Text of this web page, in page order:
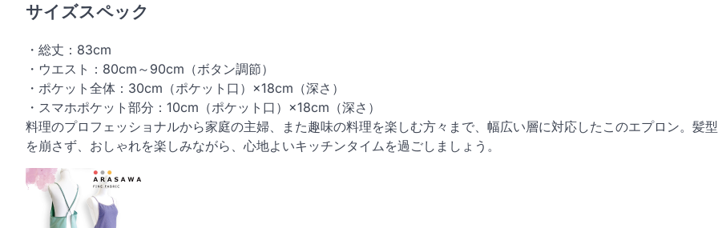
サイズスペック
・総丈：83cm
・ウエスト：80cm～90cm（ボタン調節）
・ポケット全体：30cm（ポケット口）×18cm（深さ）
・スマホポケット部分：10cm（ポケット口）×18cm（深さ）
料理のプロフェッショナルから家庭の主婦、また趣味の料理を楽しむ方々まで、幅広い層に対応したこのエプロン。髪型
を崩さず、おしゃれを楽しみながら、心地よいキッチンタイムを過ごしましょう。